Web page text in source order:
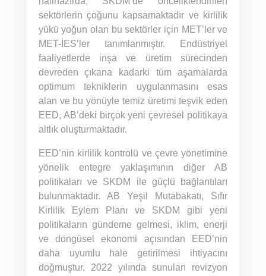
sektörlerin çoğunu kapsamaktadır ve kirlilik
yükü yoğun olan bu sektörler için MET’ler ve
MET-İES’ler tanımlanmıştır. Endüstriyel
faaliyetlerde inşa ve üretim sürecinden
devreden çıkana kadarki tüm aşamalarda
optimum tekniklerin uygulanmasını esas
alan ve bu yönüyle temiz üretimi teşvik eden
EED, AB’deki birçok yeni çevresel politikaya
altlık oluşturmaktadır.
EED’nin kirlilik kontrolü ve çevre yönetimine
yönelik entegre yaklaşımının diğer AB
politikaları ve SKDM ile güçlü bağlantıları
bulunmaktadır. AB Yeşil Mutabakatı, Sıfır
Kirlilik Eylem Planı ve SKDM gibi yeni
politikaların gündeme gelmesi, iklim, enerji
ve döngüsel ekonomi açısından EED’nin
daha uyumlu hale getirilmesi ihtiyacını
doğmuştur. 2022 yılında sunulan revizyon